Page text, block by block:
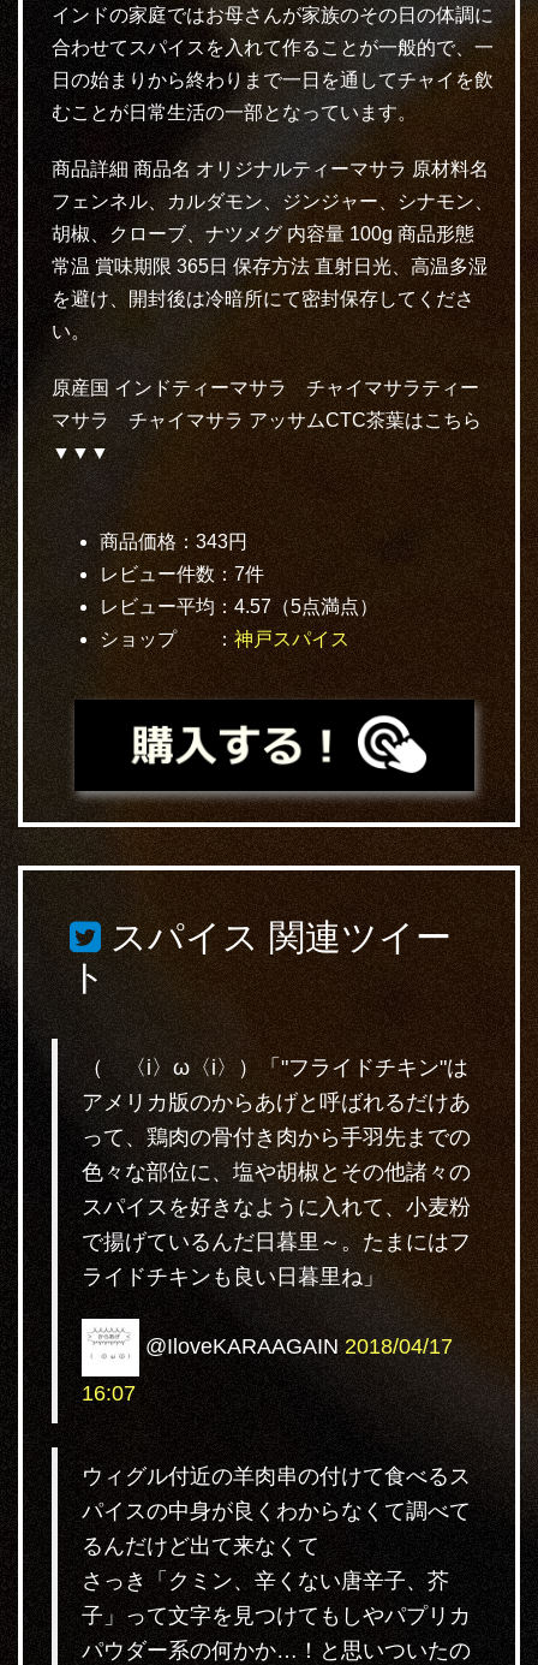
インドの家庭ではお母さんが家族のその日の体調に
合わせてスパイスを入れて作ることが一般的で、一
日の始まりから終わりまで一日を通してチャイを飲
むことが日常生活の一部となっています。
商品詳細 商品名 オリジナルティーマサラ 原材料名
フェンネル、カルダモン、ジンジャー、シナモン、
胡椒、クローブ、ナツメグ 内容量 100g 商品形態
常温 賞味期限 365日 保存方法 直射日光、高温多湿
を避け、開封後は冷暗所にて密封保存してくださ
い。
原産国 インドティーマサラ チャイマサラティー
マサラ チャイマサラ アッサムCTC茶葉はこちら
▼▼▼
商品価格：343円
レビュー件数：7件
レビュー平均：4.57（5点満点）
ショップ ： 神戸スパイス
スパイス関連ツイー
ト
（ 〈i〉ω〈i〉）「"フライドチキン"は
アメリカ版のからあげと呼ばれるだけあ
って、鶏肉の骨付き肉から手羽先までの
色々な部位に、塩や胡椒とその他諸々の
スパイスを好きなように入れて、小麦粉
で揚げているんだ日暮里～。たまにはフ
ライドチキンも良い日暮里ね」
@IloveKARAAGAIN 2018/04/17
16:07
ウィグル付近の羊肉串の付けて食べるス
パイスの中身が良くわからなくて調べて
るんだけど出て来なくて
さっき「クミン、辛くない唐辛子、芥
子」って文字を見つけてもしやパプリカ
パウダー系の何かか…！と思いついたの